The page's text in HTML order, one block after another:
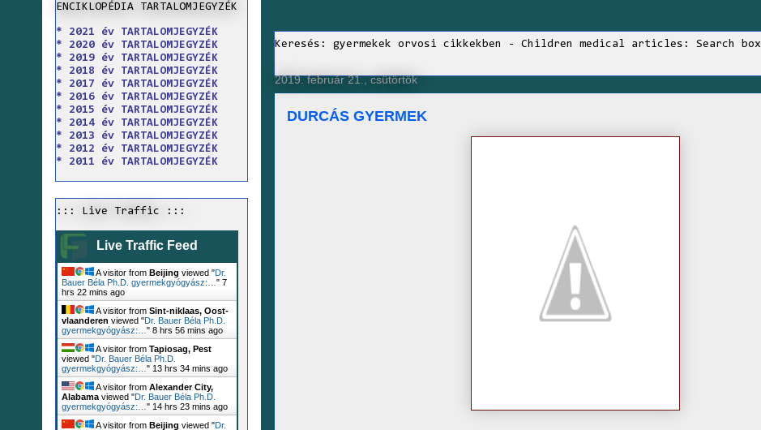
Keresés: gyermekek orvosi cikkekben - Children medical articles: Search box
2019. február 21., csütörtök
DURCÁS GYERMEK
ENCIKLOPÉDIA TARTALOMJEGYZÉK
* 2021 év TARTALOMJEGYZÉK
* 2020 év TARTALOMJEGYZÉK
* 2019 év TARTALOMJEGYZÉK
* 2018 év TARTALOMJEGYZÉK
* 2017 év TARTALOMJEGYZÉK
* 2016 év TARTALOMJEGYZÉK
* 2015 év TARTALOMJEGYZÉK
* 2014 év TARTALOMJEGYZÉK
* 2013 év TARTALOMJEGYZÉK
* 2012 év TARTALOMJEGYZÉK
* 2011 év TARTALOMJEGYZÉK
::: Live Traffic :::
Live Traffic Feed
A visitor from Beijing viewed "Dr.
Bauer Béla Ph.D. gyermekgyógyász:… " 7
hrs 22 mins ago
A visitor from Sint-niklaas, Oost-
vlaanderen viewed "Dr. Bauer Béla Ph.D.
gyermekgyógyász:… " 8 hrs 56 mins ago
A visitor from Tapiosag, Pest
viewed "Dr. Bauer Béla Ph.D.
gyermekgyógyász:… " 13 hrs 34 mins ago
A visitor from Alexander City,
Alabama viewed "Dr. Bauer Béla Ph.D.
gyermekgyógyász:… " 14 hrs 23 mins ago
A visitor from Beijing viewed "Dr.